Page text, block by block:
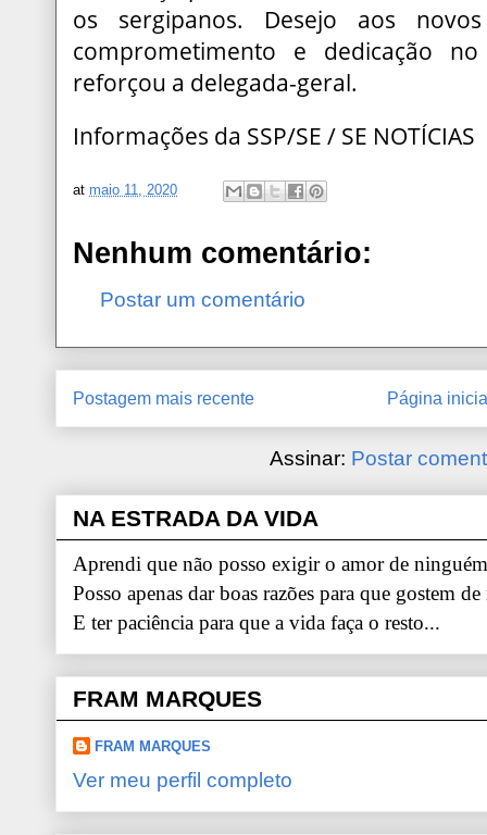
os sergipanos. Desejo aos
comprometimento e dedicação
reforçou a delegada-geral.
Informações da SSP/SE / SE NOTÍCIAS
at maio 11, 2020
Nenhum comentário:
Postar um comentário
Postagem mais recente Página
Assinar: Postar
NA ESTRADA DA VIDA
Aprendi que não posso exigir o amor de
Posso apenas dar boas razões para que gostem
E ter paciência para que a vida faça o resto...
FRAM MARQUES
FRAM MARQUES
Ver meu perfil completo